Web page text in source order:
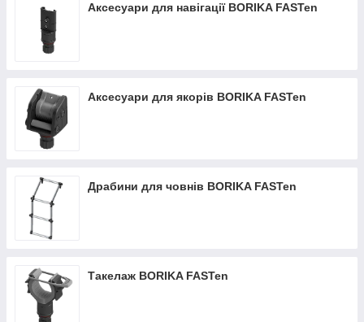
Аксесуари для навігації BORIKA FASTen
Аксесуари для якорів BORIKA FASTen
Драбини для човнів BORIKA FASTen
Такелаж BORIKA FASTen